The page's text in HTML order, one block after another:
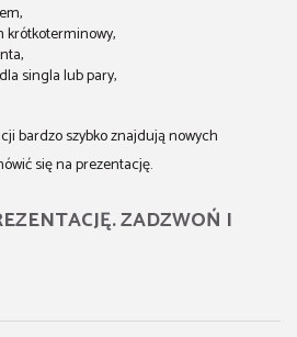
krótkoterminowy,
singla lub pary,
bardzo szybko znajdują nowych
się na prezentację.
ZADZWOŃ I